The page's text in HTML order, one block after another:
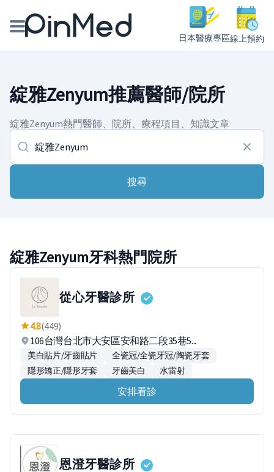
日本醫療專區線上預約
醫師專欄專訪
健康主題館
我是醫療人員
綻雅Zenyum推薦醫師/院所
綻雅Zenyum熱門醫師、院所、療程項目、知識文章
搜尋
綻雅Zenyum牙科熱門院所
從心牙醫診所
4.8(449)
106台灣台北市大安區安和路二段35巷5...
美白貼片/牙齒貼片
全瓷冠/全瓷牙冠/陶瓷牙套
隱形矯正/隱形牙套
牙齒美白 水雷射
安排看診
恩澄牙醫診所